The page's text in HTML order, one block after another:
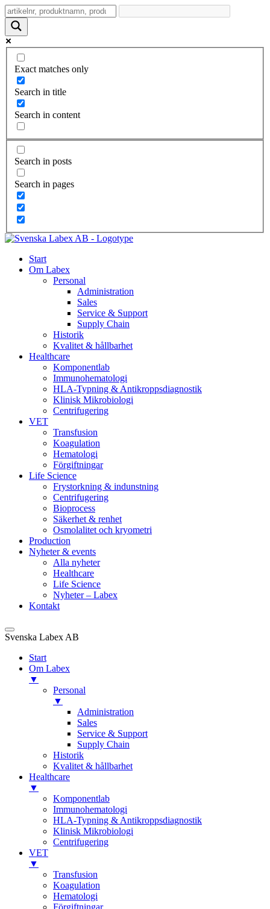
Exact matches only
Search in title
Search in content
Search in posts
Search in pages
Start
Om Labex
Personal
Administration
Sales
Service & Support
Supply Chain
Historik
Kvalitet & hållbarhet
Healthcare
Komponentlab
Immunohematologi
HLA-Typning & Antikroppsdiagnostik
Klinisk Mikrobiologi
Centrifugering
VET
Transfusion
Koagulation
Hematologi
Förgiftningar
Life Science
Frystorkning & indunstning
Centrifugering
Bioprocess
Säkerhet & renhet
Osmolalitet och kryometri
Production
Nyheter & events
Alla nyheter
Healthcare
Life Science
Nyheter – Labex
Kontakt
Svenska Labex AB
Start
Om Labex
▼
Personal
▼
Administration
Sales
Service & Support
Supply Chain
Historik
Kvalitet & hållbarhet
Healthcare
▼
Komponentlab
Immunohematologi
HLA-Typning & Antikroppsdiagnostik
Klinisk Mikrobiologi
Centrifugering
VET
▼
Transfusion
Koagulation
Hematologi